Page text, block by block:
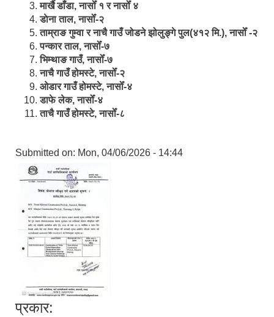
मार्खै डाँडा, नासोँ १ र नासोँ ४
डाेना ताल, नासोँ-२
ताम्राङ गुम्वा र नाचै गाउँ जोडने झोलुङ्गे पुल(४१२ मि.), नासोँ -२
पन्कार ताल, नासोँ-७
भिम्थाङ गाउँ, नासोँ-७
नाचै गाउँ होमस्टे, नासोँ-२
ओ‍‍‌डार गाउँ होमस्टे, नासोँ-४
डाफे लेक, नासोँ-४
ताचै गाउँ होमस्टे, नासोँ-८
Submitted on: Mon, 04/06/2026 - 14:44
प्रकार: